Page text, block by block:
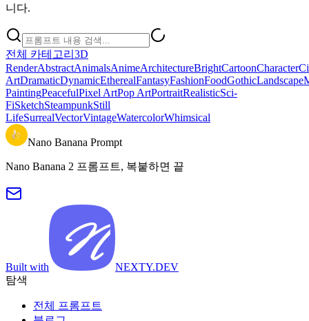
니다.
전체 카테고리 3D
RenderAbstractAnimalsAnimeArchitectureBrightCartoonCharacter
ArtDramaticDynamicEtherealFantasyFashionFoodGothicLandscape
PaintingPeacefulPixel ArtPop ArtPortraitRealisticSci-
FiSketchSteampunkStill
LifeSurrealVectorVintageWatercolorWhimsical
Nano Banana Prompt
Nano Banana 2 프롬프트, 복붙하면 끝
Built with
NEXTY.DEV
탐색
전체 프롬프트